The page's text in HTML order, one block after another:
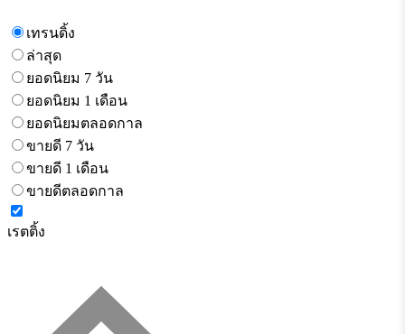
เทรนดิ้ง
ล่าสุด
ยอดนิยม 7 วัน
ยอดนิยม 1 เดือน
ยอดนิยมตลอดกาล
ขายดี 7 วัน
ขายดี 1 เดือน
ขายดีตลอดกาล
เรตติ้ง